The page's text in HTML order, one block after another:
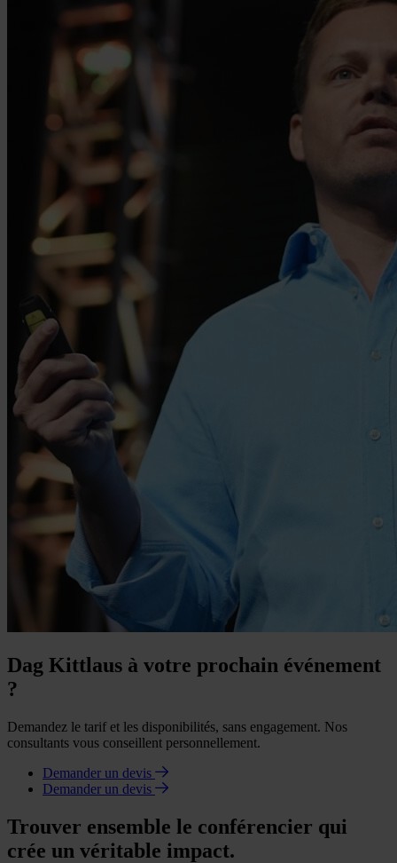
Dag Kittlaus à votre prochain événement
?
Demandez le tarif et les disponibilités, sans engagement. Nos
consultants vous conseillent personnellement.
Demander un devis
Demander un devis
Trouver ensemble le conférencier qui
crée un véritable impact.